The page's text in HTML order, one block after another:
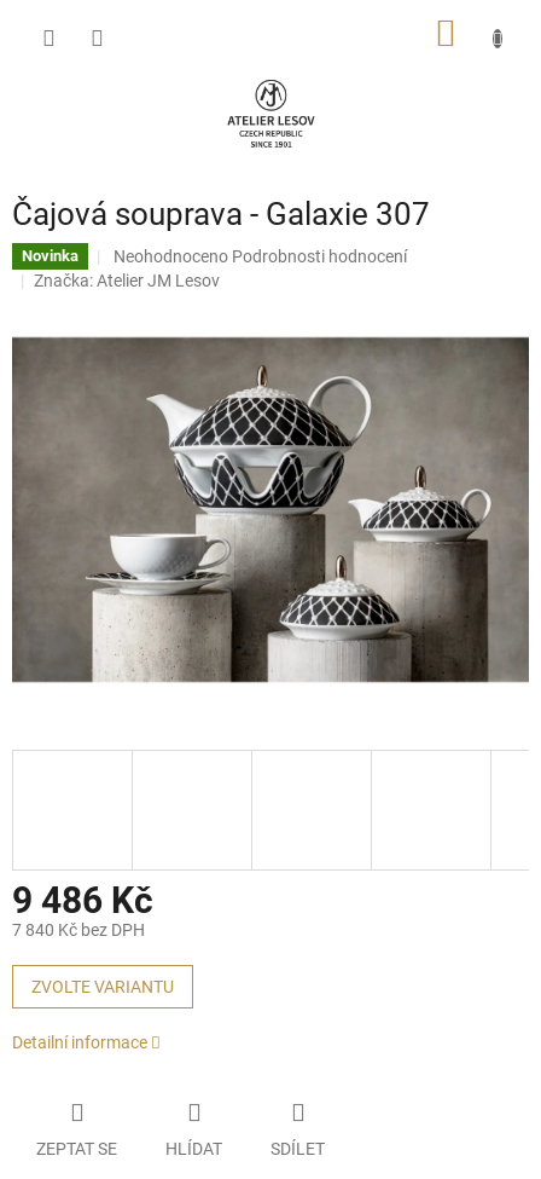
Čajová souprava - Galaxie 307
Novinka
Průměrné
hodnocení
hvězdiček.
Neohodnoceno Podrobnosti hodnocení
Značka:Atelier JM Lesov
9 486 Kč
7 840 Kč bez DPH
Měrná
cena:
ZVOLTE VARIANTU
Detailní informace
ZEPTAT SE HLÍDAT SDÍLET